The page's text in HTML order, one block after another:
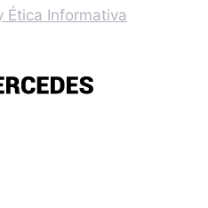
Ética Informativa